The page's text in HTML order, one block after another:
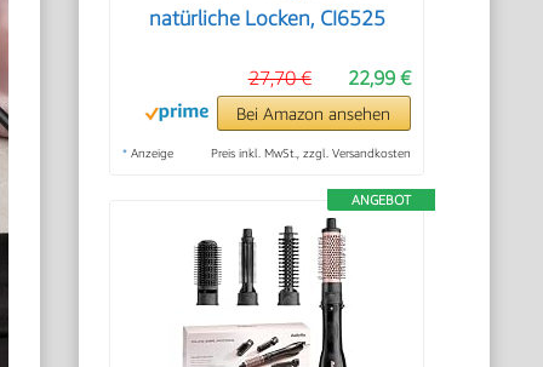
natürliche Locken, CI6525
22,99 €
27,70 €
Bei Amazon ansehen
* Anzeige Preis inkl. MwSt., zzgl. Versandkosten
ANGEBOT